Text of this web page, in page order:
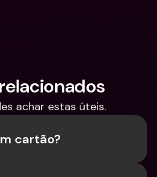
achar estas úteis.
cartão?